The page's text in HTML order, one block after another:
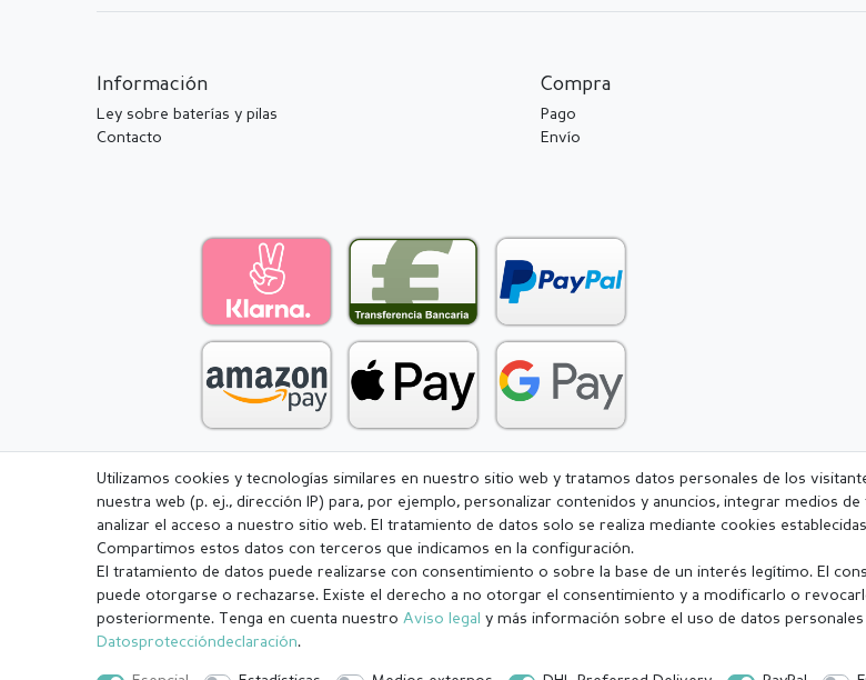
Información
Ley sobre baterías y pilas
Contacto
Compra
Pago
Envío
Aviso legal Política de Privacidad Condiciones generales (CGC) Derecho de
¹ Todos los pedidos pagados hasta las 14:00 se envían el mismo día (lunes-viernes excepto festivos) Excluída la mercancía
.
Utilizamos cookies y tecnologías similares en nuestro sitio web y tratamos datos personales de los
nuestra web (p. ej., dirección IP) para, por ejemplo, personalizar contenidos y anuncios, integrar medios
analizar el acceso a nuestro sitio web. El tratamiento de datos solo se realiza mediante cookies
Compartimos estos datos con terceros que indicamos en la configuración.
El tratamiento de datos puede realizarse con consentimiento o sobre la base de un interés legítimo. El
puede otorgarse o rechazarse. Existe el derecho a no otorgar el consentimiento y a modificarlo o
posteriormente. Tenga en cuenta nuestro Aviso legal y más información sobre el uso de datos
Datos­protección­declaración.